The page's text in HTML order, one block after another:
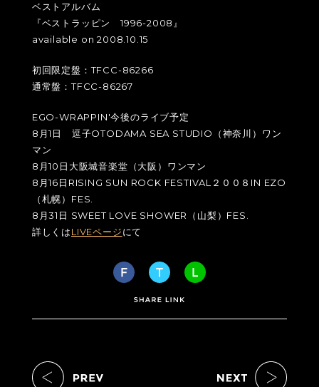
ベストアルバム
『ベストラッピン 1996-2008』
available on 2008.10.15
初回限定盤：TFCC-86266
通常盤：TFCC-86267
EGO-WRAPPIN'今後のライブ予定
8月1日 逗子OTODAMA SEA STUDIO（神奈川）ワン
マン
8月10日大阪城音楽堂（大阪）ワンマン
8月16日RISING SUN ROCK FESTIVAL２００８IN EZO
（札幌）FES.
8月31日 SWEET LOVE SHOWER（山梨）FES.
詳しくはLIVEページにて